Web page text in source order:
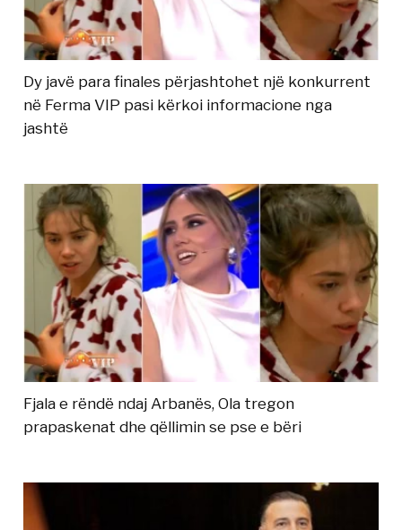
Dy javë para finales përjashtohet një konkurrent
në Ferma VIP pasi kërkoi informacione nga
jashtë
Fjala e rëndë ndaj Arbanës, Ola tregon
prapaskenat dhe qëllimin se pse e bëri